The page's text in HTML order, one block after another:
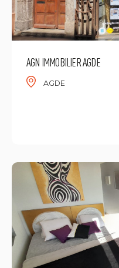
AGN IMMOBILIER AGDE
AGDE